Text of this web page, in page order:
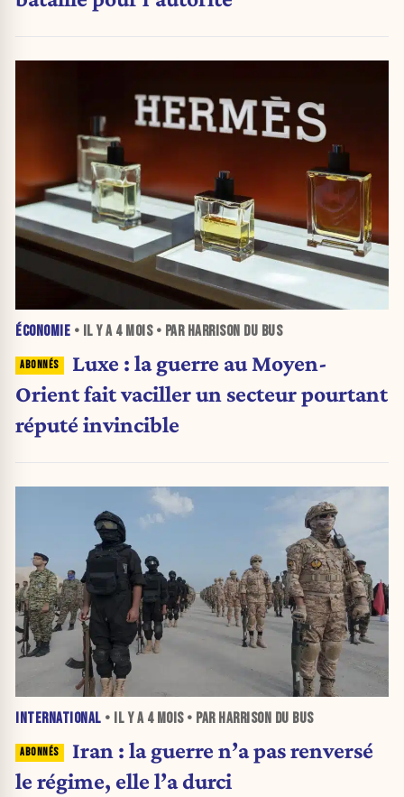
ÉCONOMIE • IL Y A 4 MOIS• PAR HARRISON DU BUS
Luxe : la guerre au Moyen-
Orient fait vaciller un secteur pourtant
réputé invincible
INTERNATIONAL • IL Y A 4 MOIS• PAR HARRISON DU BUS
Iran : la guerre n’a pas renversé
le régime, elle l’a durci